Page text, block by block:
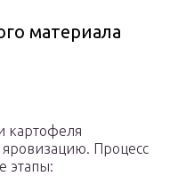
материала
картофеля
яровизацию. Процесс
этапы: